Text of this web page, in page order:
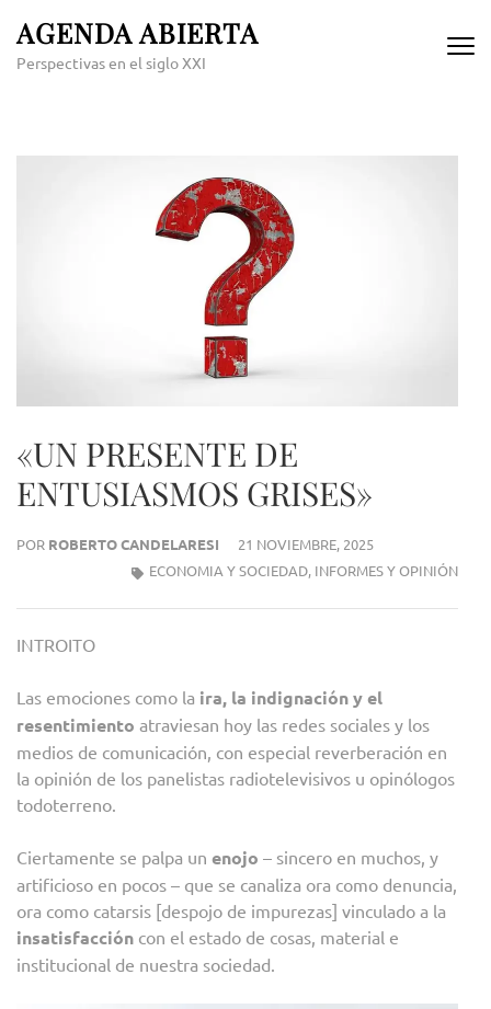
content
AGENDA ABIERTA
Perspectivas en el siglo XXI
«UN PRESENTE DE
ENTUSIASMOS GRISES»
POR ROBERTO CANDELARESI
21 NOVIEMBRE, 2025
ECONOMIA Y SOCIEDAD, INFORMES Y OPINIÓN
INTROITO
Las emociones como la ira, la indignación y el
resentimiento atraviesan hoy las redes sociales y los
medios de comunicación, con especial reverberación en
la opinión de los panelistas radiotelevisivos u opinólogos
todoterreno.
Ciertamente se palpa un enojo – sincero en muchos, y
artificioso en pocos – que se canaliza ora como denuncia,
ora como catarsis [despojo de impurezas] vinculado a la
insatisfacción con el estado de cosas, material e
institucional de nuestra sociedad.